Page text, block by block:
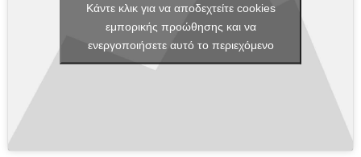
Κάντε κλικ για να αποδεχτείτε cookies
εμπορικής προώθησης και να
ενεργοποιήσετε αυτό το περιεχόμενο